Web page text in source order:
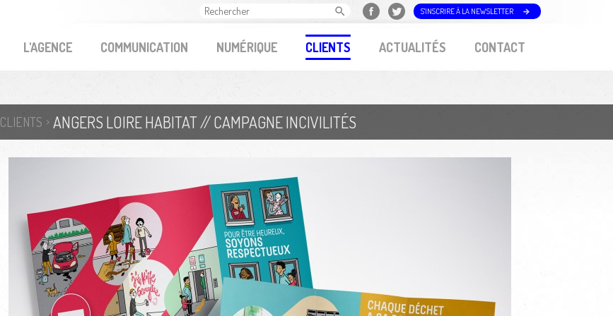
L'AGENCE COMMUNICATION NUMÉRIQUE CLIENTS ACTUALITÉS CONTACT
S'INSCRIRE À LA NEWSLETTER
CLIENTS ANGERS LOIRE HABITAT // CAMPAGNE INCIVILITÉS